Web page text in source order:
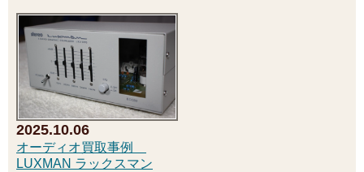
2025.10.06
オーディオ買取事例
LUXMAN ラックスマン